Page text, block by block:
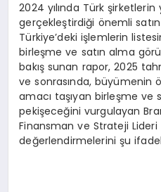
2024 yılında Türk şirketlerin
gerçekleştirdiği önemli
Türkiye’deki işlemlerin
birleşme ve satın alma
bakış sunan rapor, 2025
ve sonrasında, büyümenin
amacı taşıyan birleşme ve
pekişeceğini vurgulayan
Finansman ve Strateji Lideri
değerlendirmelerini şu